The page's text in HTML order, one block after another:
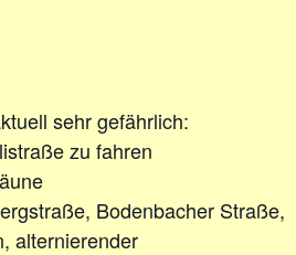
sehr gefährlich:
zu fahren
Bodenbacher Straße,
alternierender